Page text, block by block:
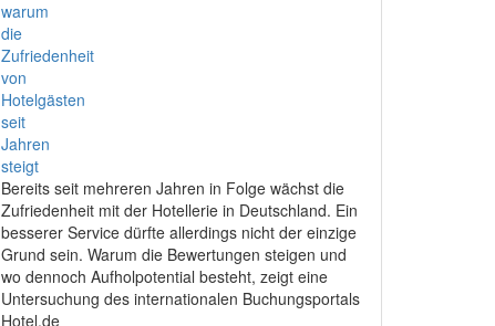
Bereits seit mehreren Jahren in Folge wächst die
Zufriedenheit mit der Hotellerie in Deutschland. Ein
besserer Service dürfte allerdings nicht der einzige
Grund sein. Warum die Bewertungen steigen und
wo dennoch Aufholpotential besteht, zeigt eine
Untersuchung des internationalen Buchungsportals
Hotel.de